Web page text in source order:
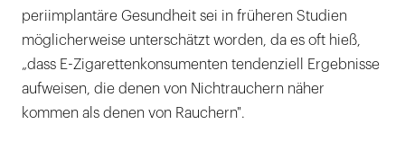
periimplantäre Gesundheit sei in früheren Studien
möglicherweise unterschätzt worden, da es oft hieß,
„dass E-Zigarettenkonsumenten tendenziell Ergebnisse
aufweisen, die denen von Nichtrauchern näher
kommen als denen von Rauchern".